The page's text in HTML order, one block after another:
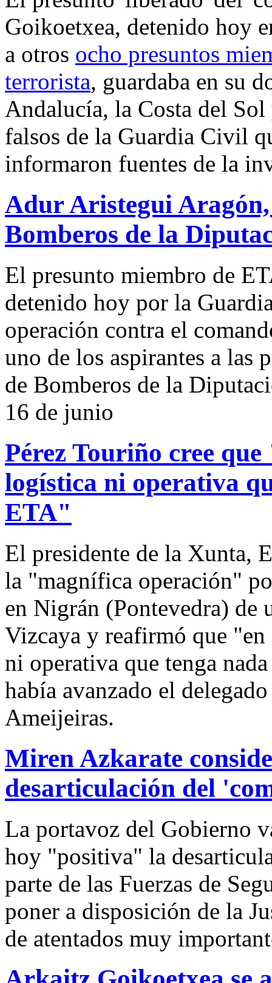
Goikoetxea, detenido hoy
a otros ocho presuntos
terrorista, guardaba en su
Andalucía, la Costa del
falsos de la Guardia Civil
informaron fuentes de la
Adur Aristegui
Bomberos de la
El presunto miembro de
detenido hoy por la
operación contra el
uno de los aspirantes a las
de Bomberos de la
16 de junio
Pérez Touriño cree
logística ni operativa
ETA"
El presidente de la Xunta,
la "magnífica operación"
en Nigrán (Pontevedra) de
Vizcaya y reafirmó que
ni operativa que tenga
había avanzado el
Ameijeiras.
Miren Azkarate
desarticulación del
La portavoz del Gobierno
hoy "positiva" la
parte de las Fuerzas de
poner a disposición de la
de atentados muy